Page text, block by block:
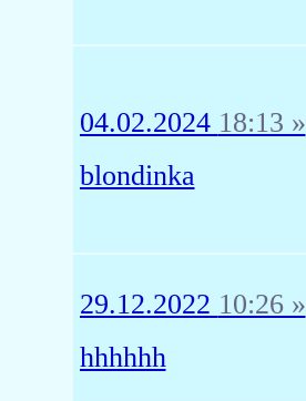
04.02.2024 18:13 »
blondinka
29.12.2022 10:26 »
hhhhhh